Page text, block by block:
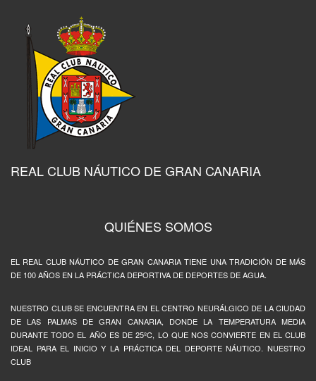
REAL CLUB NÁUTICO DE GRAN CANARIA
QUIÉNES SOMOS
EL REAL CLUB NÁUTICO DE GRAN CANARIA TIENE UNA TRADICIÓN DE MÁS
DE 100 AÑOS EN LA PRÁCTICA DEPORTIVA DE DEPORTES DE AGUA.
NUESTRO CLUB SE ENCUENTRA EN EL CENTRO NEURÁLGICO DE LA CIUDAD
DE LAS PALMAS DE GRAN CANARIA, DONDE LA TEMPERATURA MEDIA
DURANTE TODO EL AÑO ES DE 25ºC, LO QUE NOS CONVIERTE EN EL CLUB
IDEAL PARA EL INICIO Y LA PRÁCTICA DEL DEPORTE NÁUTICO. NUESTRO
CLUB